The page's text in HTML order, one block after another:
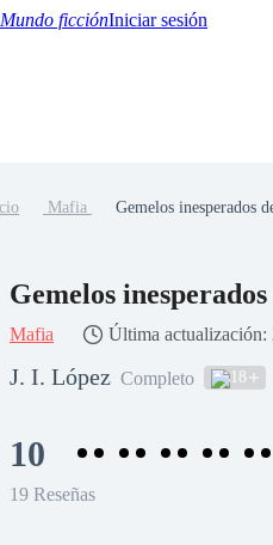
Mundo ficciónIniciar sesión
Mafia Gemelos inesperados
Gemelos
Mafia Última actualización:
J. I. López Completo 18
10
19 Reseñas